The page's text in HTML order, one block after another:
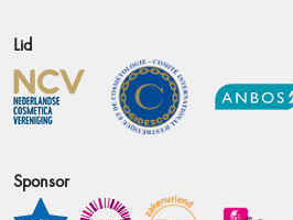
Lid
Sponsor